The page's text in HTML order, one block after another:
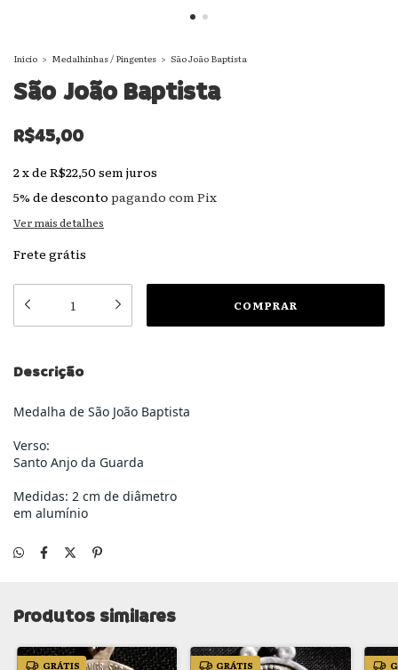
Início > Medalhinhas / Pingentes > São João Baptista
São João Baptista
R$45,00
2xde R$22,50 sem juros
5% de desconto pagando com Pix
Ver mais detalhes
Frete grátis
Descrição
Medalha de São João Baptista
Verso:
Santo Anjo da Guarda
Medidas: 2 cm de diâmetro
em alumínio
Produtos similares
GRÁTIS GRÁTIS